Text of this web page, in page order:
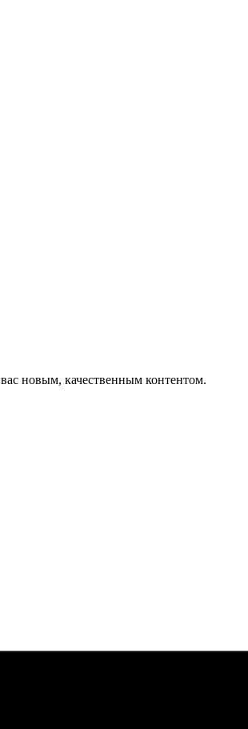
новым, качественным контентом.